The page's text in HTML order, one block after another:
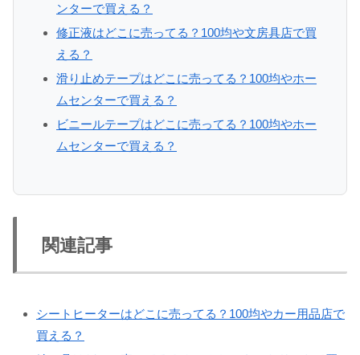
ンターで買える？
修正液はどこに売ってる？100均や文房具店で買
える？
滑り止めテープはどこに売ってる？100均やホー
ムセンターで買える？
ビニールテープはどこに売ってる？100均やホー
ムセンターで買える？
関連記事
シートヒーターはどこに売ってる？100均やカー用品店で
買える？